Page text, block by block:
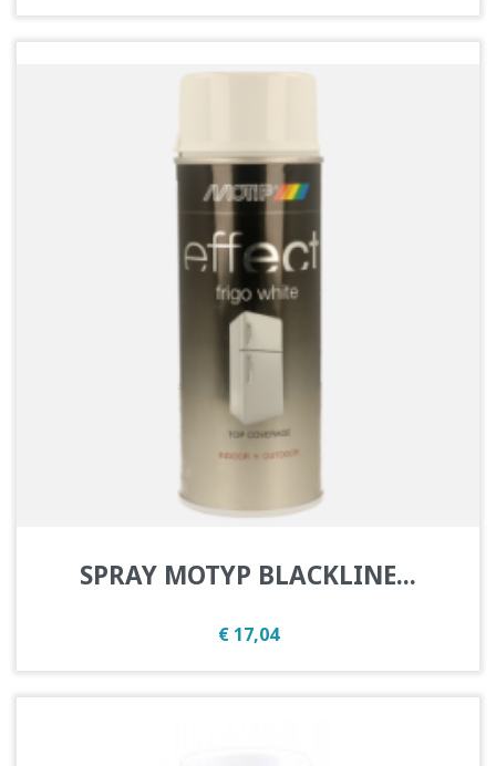
SPRAY MOTYP BLACKLINE...
Prijs
€ 17,04